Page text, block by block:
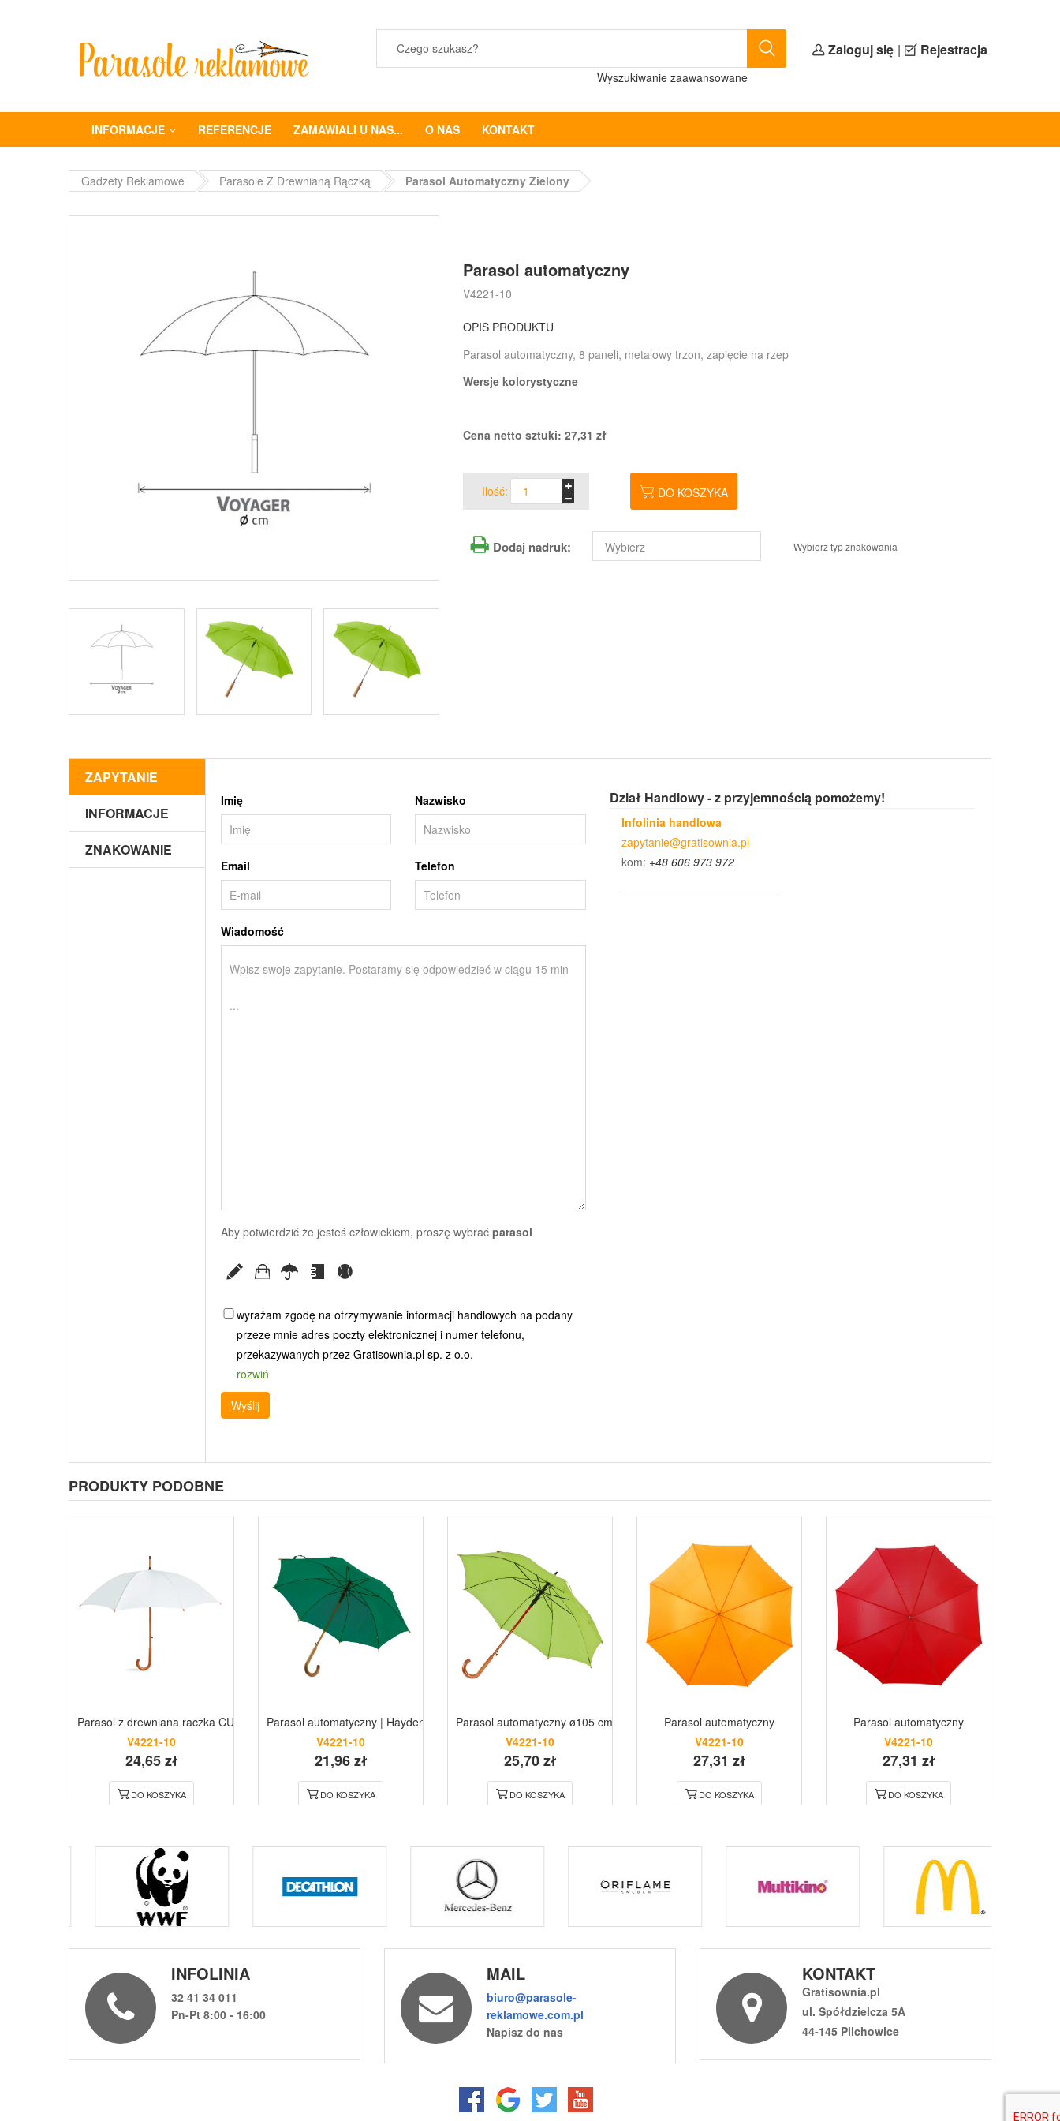
Wyszukiwanie zaawansowane
Zaloguj się | Rejestracja
INFORMACJE REFERENCJE ZAMAWIALI U NAS... O NAS KONTAKT
Gadżety Reklamowe Parasole Z Drewnianą Rączką Parasol Automatyczny Zielony
Parasol automatyczny
V4221-10
OPIS PRODUKTU
Parasol automatyczny, 8 paneli, metalowy trzon, zapięcie na rzep
Wersje kolorystyczne
Cena netto sztuki: 27,31 zł
Ilość: DO KOSZYKA
Dodaj nadruk: Wybierz typ znakowania
ZAPYTANIE
INFORMACJE
ZNAKOWANIE
Imię Nazwisko
Email Telefon
Wiadomość
Aby potwierdzić że jesteś człowiekiem, proszę wybrać parasol
wyrażam zgodę na otrzymywanie informacji handlowych na podany
przeze mnie adres poczty elektronicznej i numer telefonu,
przekazywanych przez Gratisownia.pl sp. z o.o.
rozwiń
Wyślij
Dział Handlowy - z przyjemnością pomożemy!
Infolinia handlowa
zapytanie@gratisownia.pl
kom: +48 606 973 972
PRODUKTY PODOBNE
Parasol z drewniana raczka CUMULI biały
V4221-10
24,65 zł
DO KOSZYKA
Parasol automatyczny | Hayden
V4221-10
21,96 zł
DO KOSZYKA
Parasol automatyczny ø105 cm MARCIN
V4221-10
25,70 zł
DO KOSZYKA
Parasol automatyczny
V4221-10
27,31 zł
DO KOSZYKA
Parasol automatyczny
V4221-10
27,31 zł
DO KOSZYKA
INFOLINIA
32 41 34 011
Pn-Pt 8:00 - 16:00
MAIL
biuro@parasole-
reklamowe.com.pl
Napisz do nas
KONTAKT
Gratisownia.pl
ul. Spółdzielcza 5A
44-145 Pilchowice